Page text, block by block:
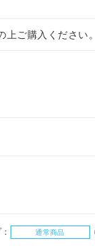
ご購入ください。
通常商品